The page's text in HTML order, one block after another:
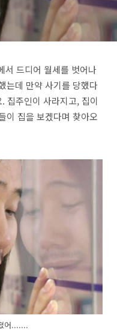
서 드디어 월세를 벗어나
는데 만약 사기를 당했다
집주인이 사라지고, 집이
이 집을 보겠다며 찾아오
어.......